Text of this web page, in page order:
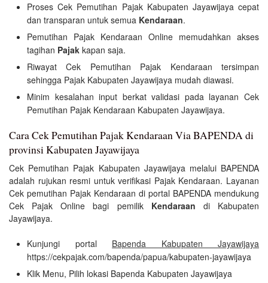
Proses Cek Pemutihan Pajak Kabupaten Jayawijaya cepat
dan transparan untuk semua Kendaraan.
Pemutihan Pajak Kendaraan Online memudahkan akses
tagihan Pajak kapan saja.
Riwayat Cek Pemutihan Pajak Kendaraan tersimpan
sehingga Pajak Kabupaten Jayawijaya mudah diawasi.
Minim kesalahan input berkat validasi pada layanan Cek
Pemutihan Pajak Kendaraan Kabupaten Jayawijaya.
Cara Cek Pemutihan Pajak Kendaraan Via BAPENDA di
provinsi Kabupaten Jayawijaya
Cek Pemutihan Pajak Kabupaten Jayawijaya melalui BAPENDA
adalah rujukan resmi untuk verifikasi Pajak Kendaraan. Layanan
Cek pemutihan Pajak Kendaraan di portal BAPENDA mendukung
Cek Pajak Online bagi pemilik Kendaraan di Kabupaten
Jayawijaya.
Kunjungi portal Bapenda Kabupaten Jayawijaya
https://cekpajak.com/bapenda/papua/kabupaten-jayawijaya
Klik Menu, Pilih lokasi Bapenda Kabupaten Jayawijaya